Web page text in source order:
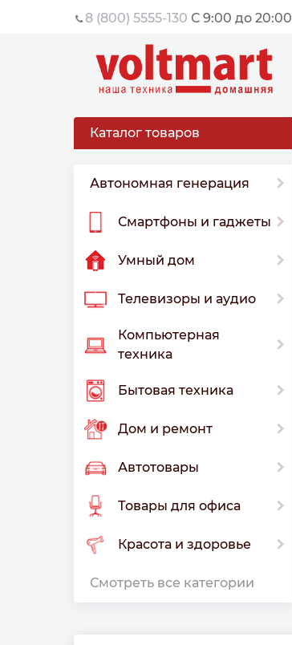
8 (800) 5555-130 С 9:00 до 20:00
Каталог товаров
Автономная генерация
Смартфоны и гаджеты
Умный дом
Телевизоры и аудио
Компьютерная
техника
Бытовая техника
Дом и ремонт
Автотовары
Товары для офиса
Красота и здоровье
Смотреть все категории